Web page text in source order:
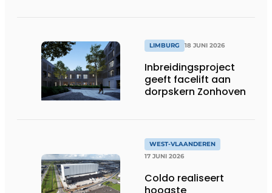
LIMBURG 18 JUNI 2026
Inbreidingsproject
geeft facelift aan
dorpskern Zonhoven
WEST-VLAANDEREN
17 JUNI 2026
Coldo realiseert